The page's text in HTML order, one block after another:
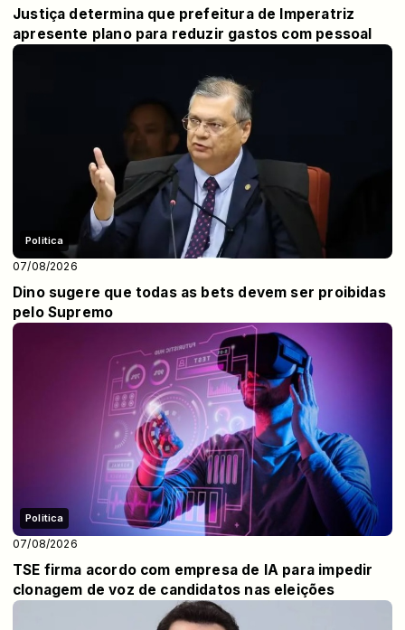
Justiça determina que prefeitura de Imperatriz
apresente plano para reduzir gastos com pessoal
Politica
07/08/2026
Dino sugere que todas as bets devem ser proibidas
pelo Supremo
Politica
07/08/2026
TSE firma acordo com empresa de IA para impedir
clonagem de voz de candidatos nas eleições